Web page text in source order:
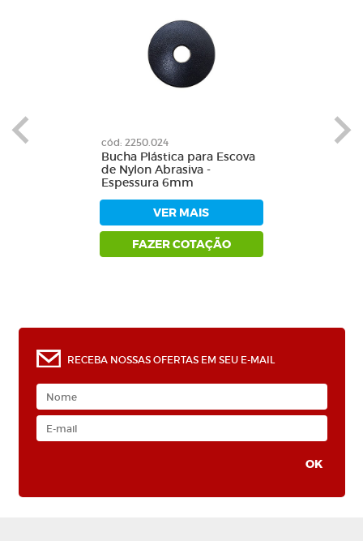
cód: 2250.024
Bucha Plástica para Escova
de Nylon Abrasiva -
Espessura 6mm
VER MAIS
FAZER COTAÇÃO
RECEBA NOSSAS OFERTAS EM SEU E-MAIL